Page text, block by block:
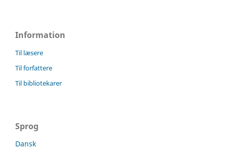
Information
Til læsere
Til forfattere
Til bibliotekarer
Sprog
Dansk